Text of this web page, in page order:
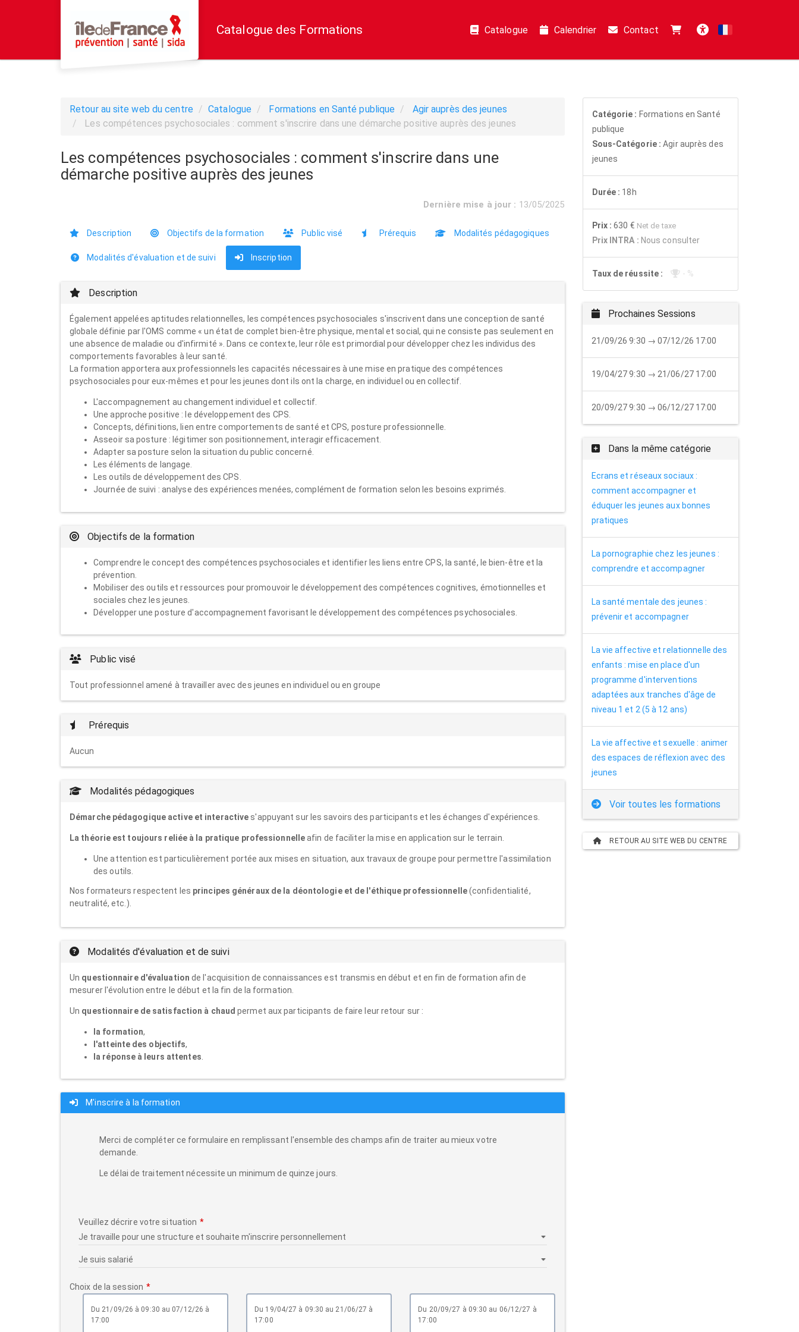
Catalogue des Formations Catalogue Calendrier
Contact
Français
Retour au site web du centre Catalogue Formations en Santé publique
Agir auprès des jeunes
Les compétences psychosociales : comment s'inscrire dans une démarche positive auprès des jeunes
Les compétences psychosociales : comment s'inscrire dans une
démarche positive auprès des jeunes
Dernière mise à jour : 13/05/2025
Description Objectifs de la formation Public visé Prérequis Modalités pédagogiques
Modalités d'évaluation et de suivi Inscription
Description
Également appelées aptitudes relationnelles, les compétences psychosociales s'inscrivent dans une conception de santé
globale définie par l'OMS comme « un état de complet bien-être physique, mental et social, qui ne consiste pas seulement en
une absence de maladie ou d'infirmité ». Dans ce contexte, leur rôle est primordial pour développer chez les individus des
comportements favorables à leur santé.
La formation apportera aux professionnels les capacités nécessaires à une mise en pratique des compétences
psychosociales pour eux-mêmes et pour les jeunes dont ils ont la charge, en individuel ou en collectif.
L'accompagnement au changement individuel et collectif.
Une approche positive : le développement des CPS.
Concepts, définitions, lien entre comportements de santé et CPS, posture professionnelle.
Asseoir sa posture : légitimer son positionnement, interagir efficacement.
Adapter sa posture selon la situation du public concerné.
Les éléments de langage.
Les outils de développement des CPS.
Journée de suivi : analyse des expériences menées, complément de formation selon les besoins exprimés.
Objectifs de la formation
Comprendre le concept des compétences psychosociales et identifier les liens entre CPS, la santé, le bien-être et la
prévention.
Mobiliser des outils et ressources pour promouvoir le développement des compétences cognitives, émotionnelles et
sociales chez les jeunes.
Développer une posture d'accompagnement favorisant le développement des compétences psychosociales.
Public visé
Tout professionnel amené à travailler avec des jeunes en individuel ou en groupe
Prérequis
Aucun
Modalités pédagogiques
Démarche pédagogique active et interactive s'appuyant sur les savoirs des participants et les échanges d'expériences.
La théorie est toujours reliée à la pratique professionnelleafin de faciliter la mise en application sur le terrain.
Une attention est particulièrement portée aux mises en situation, aux travaux de groupe pour permettre l'assimilation
des outils.
Nos formateurs respectent les principes généraux de la déontologie et de l'éthique professionnelle(confidentialité,
neutralité, etc.).
Modalités d'évaluation et de suivi
Un questionnaire d'évaluation de l'acquisition de connaissances est transmis en début et en fin de formation afin de
mesurer l'évolution entre le début et la fin de la formation.
Un questionnaire de satisfaction à chaud permet aux participants de faire leur retour sur :
la formation,
l'atteinte des objectifs,
la réponse à leurs attentes
M'inscrire à la formation
Merci de compléter ce formulaire en remplissant l'ensemble des champs afin de traiter au mieux votre
demande.
Le délai de traitement nécessite un minimum de quinze jours.
Veuillez décrire votre situation
Choix de la session
du 21/09/26 à 09:30 au 07/12/26 à
17:00
du 19/04/27 à 09:30 au 21/06/27 à
17:00
du 20/09/27 à 09:30 au 06/12/27 à
17:00
Catégorie : Formations en Santé
publique
Sous-Catégorie : Agir auprès des
jeunes
Durée : 18h
Prix : 630 € Net de taxe
Prix INTRA : Nous consulter
Taux de réussite : - %
Prochaines Sessions
21/09/26 9:30 → 07/12/26 17:00
19/04/27 9:30 → 21/06/27 17:00
20/09/27 9:30 → 06/12/27 17:00
Dans la même catégorie
Ecrans et réseaux sociaux :
comment accompagner et
éduquer les jeunes aux bonnes
pratiques
La pornographie chez les jeunes :
comprendre et accompagner
La santé mentale des jeunes :
prévenir et accompagner
La vie affective et relationnelle des
enfants : mise en place d'un
programme d'interventions
adaptées aux tranches d'âge de
niveau 1 et 2 (5 à 12 ans)
La vie affective et sexuelle : animer
des espaces de réflexion avec des
jeunes
Voir toutes les formations
RETOUR AU SITE WEB DU CENTRE